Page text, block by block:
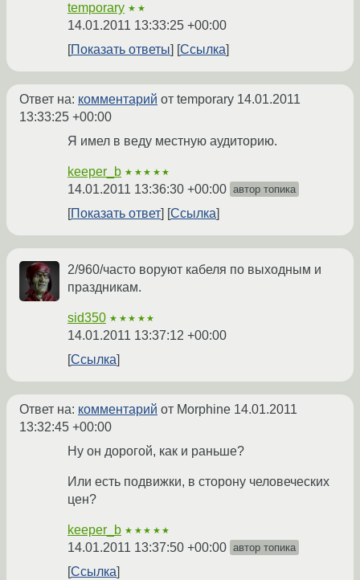
temporary ★★
14.01.2011 13:33:25 +00:00
Показать ответы
Ссылка
Ответ на: комментарий от temporary 14.01.2011
13:33:25 +00:00
Я имел в веду местную аудиторию.
keeper_b ★★★★★
14.01.2011 13:36:30 +00:00 автор топика
Показать ответ Ссылка
2/960/часто воруют кабеля по выходным и
праздникам.
sid350 ★★★★★
14.01.2011 13:37:12 +00:00
Ссылка
Ответ на: комментарий от Morphine 14.01.2011
13:32:45 +00:00
Ну он дорогой, как и раньше?
Или есть подвижки, в сторону человеческих
цен?
keeper_b ★★★★★
14.01.2011 13:37:50 +00:00 автор топика
Ссылка